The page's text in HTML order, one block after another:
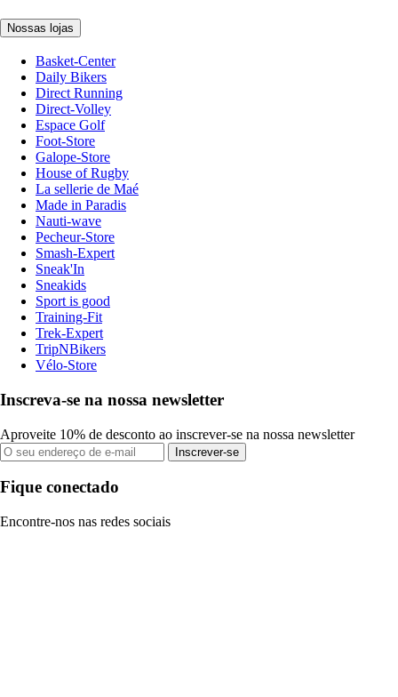
Nossas lojas
Basket-Center
Daily Bikers
Direct Running
Direct-Volley
Espace Golf
Foot-Store
Galope-Store
House of Rugby
La sellerie de Maé
Made in Paradis
Nauti-wave
Pecheur-Store
Smash-Expert
Sneak'In
Sneakids
Sport is good
Training-Fit
Trek-Expert
TripNBikers
Vélo-Store
Inscreva-se na nossa newsletter
Aproveite 10% de desconto ao inscrever-se na nossa newsletter
Inscrever-se
Fique conectado
Encontre-nos nas redes sociais